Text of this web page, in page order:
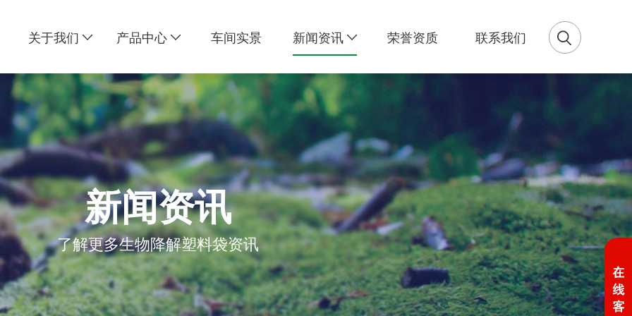
关于我们 产品中心 车间实景 新闻资讯 荣誉资质 联系我们
新闻资讯
了解更多生物降解塑料袋资讯